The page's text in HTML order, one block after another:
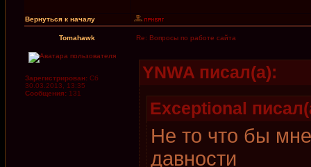
Вернуться к началу
Tomahawk Re: Вопросы по работе сайта
Зарегистрирован: Сб
30.03.2013, 13:35
Сообщения: 131
YNWA писал(а):
Exceptional
Не то что бы
давности